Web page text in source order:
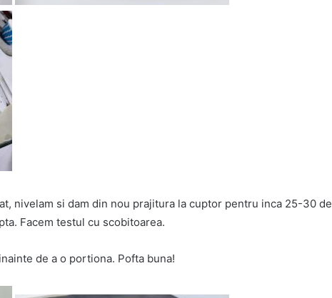
nivelam si dam din nou prajitura la cuptor pentru inca 25-30 de
Facem testul cu scobitoarea.
de a o portiona. Pofta buna!